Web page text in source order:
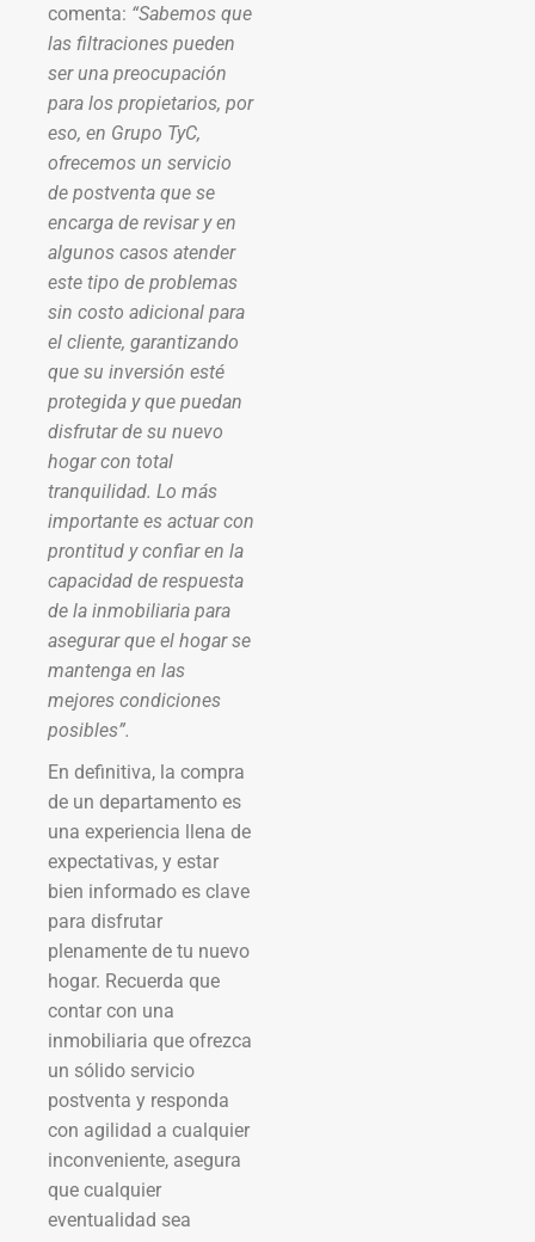
comenta: “Sabemos que
las filtraciones pueden
ser una preocupación
para los propietarios, por
eso, en Grupo TyC,
ofrecemos un servicio
de postventa que se
encarga de revisar y en
algunos casos atender
este tipo de problemas
sin costo adicional para
el cliente, garantizando
que su inversión esté
protegida y que puedan
disfrutar de su nuevo
hogar con total
tranquilidad. Lo más
importante es actuar con
prontitud y confiar en la
capacidad de respuesta
de la inmobiliaria para
asegurar que el hogar se
mantenga en las
mejores condiciones
posibles”.
En definitiva, la compra
de un departamento es
una experiencia llena de
expectativas, y estar
bien informado es clave
para disfrutar
plenamente de tu nuevo
hogar. Recuerda que
contar con una
inmobiliaria que ofrezca
un sólido servicio
postventa y responda
con agilidad a cualquier
inconveniente, asegura
que cualquier
eventualidad sea